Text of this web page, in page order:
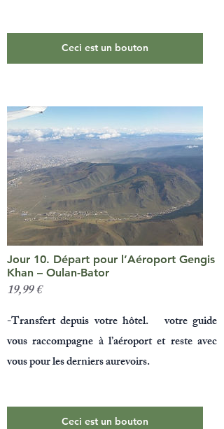
Ceci est un bouton
Jour 10. Départ pour l’Aéroport Gengis
Khan – Oulan-Bator
19,99 €
-Transfert depuis votre hôtel. votre guide
vous raccompagne à l’aéroport et reste avec
vous pour les derniers aurevoirs.
Ceci est un bouton